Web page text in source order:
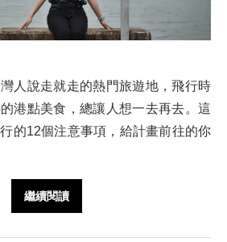
人說走就走的熱門旅遊地，飛行時
港點美食，總讓人想一去再去。這
的12個注意事項，給計畫前往的你
繼續閱讀